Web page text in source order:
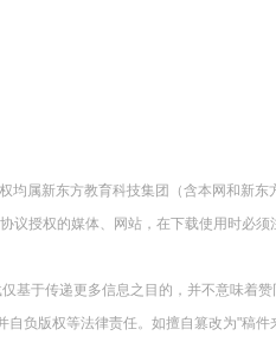
均属新东方教育科技集团（含本网和新
议授权的媒体、网站，在下载使用时必
基于传递更多信息之目的，并不意味着
负版权等法律责任。如擅自篡改为"稿